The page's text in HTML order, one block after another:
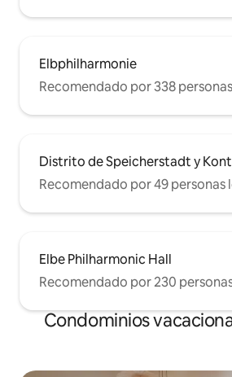
Elbphilharmonie
Recomendado por 338
Distrito de Speicherstadt y
Recomendado por 49 personas
Elbe Philharmonic Hall
Recomendado por 230
Condominios